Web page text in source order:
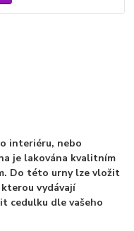
interiéru, nebo
je lakována kvalitním
Do této urny lze vložit
vydávají
cedulku dle vašeho